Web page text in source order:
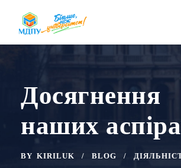
Досягнення
наших
BY KIRILUK BLOG